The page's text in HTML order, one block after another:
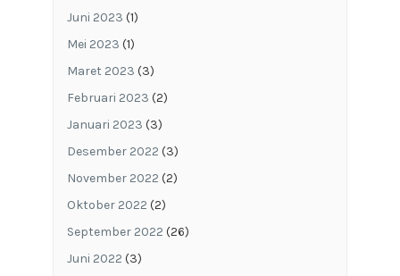
Juni 2023 (1)
Mei 2023 (1)
Maret 2023 (3)
Februari 2023 (2)
Januari 2023 (3)
Desember 2022 (3)
November 2022 (2)
Oktober 2022 (2)
September 2022 (26)
Juni 2022 (3)